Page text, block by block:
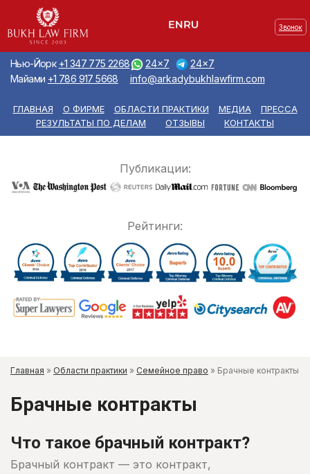
Звонок
Нью-Йорк +1 347 775 2268
Майами +1 786 917 5668
24x7
24x7
info@arkadybukhlawfirm.com
ГЛАВНАЯ О ФИРМЕ ОБЛАСТИ ПРАКТИКИ МЕДИА
ПРЕССА
РЕЗУЛЬТАТЫ ПО ДЕЛАМ
ОТЗЫВЫ КОНТАКТЫ
Публикации:
Рейтинги:
Главная » Области практики » Семейное право » Брачные контракты
Брачные контракты
Что такое брачный контракт?
Брачный контракт — это контракт,